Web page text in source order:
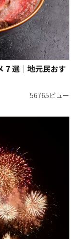
7 選｜地元民おす
56765ビュー